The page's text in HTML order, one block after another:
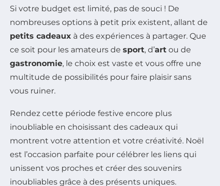
Si votre budget est limité, pas de souci ! De
nombreuses options à petit prix existent, allant de
petits cadeaux à des expériences à partager. Que
ce soit pour les amateurs de sport, d’art ou de
gastronomie, le choix est vaste et vous offre une
multitude de possibilités pour faire plaisir sans
vous ruiner.
Rendez cette période festive encore plus
inoubliable en choisissant des cadeaux qui
montrent votre attention et votre créativité. Noël
est l’occasion parfaite pour célébrer les liens qui
unissent vos proches et créer des souvenirs
inoubliables grâce à des présents uniques.